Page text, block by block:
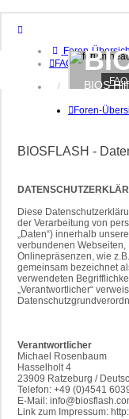
Foren-
FAQ
Anmelden
BIOSFAQ
Foren-
BIOSFLASH -
Diese
der Verarbeitung von
„Daten“) innerhalb
verbundenen
Onlinepräsenzen, wie
gemeinsam bezeichnet
verwendeten
„Verantwortlicher“
Verantwortlicher
Michael Rosenbaum
Hasselholt 4
23909 Ratzeburg /
Telefon: +49 (0)4541
E-Mail:
Link zum Impressum: